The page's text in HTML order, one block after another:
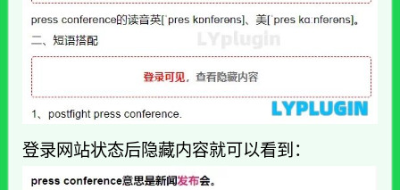
登录网站状态后隐藏内容就可以看到：